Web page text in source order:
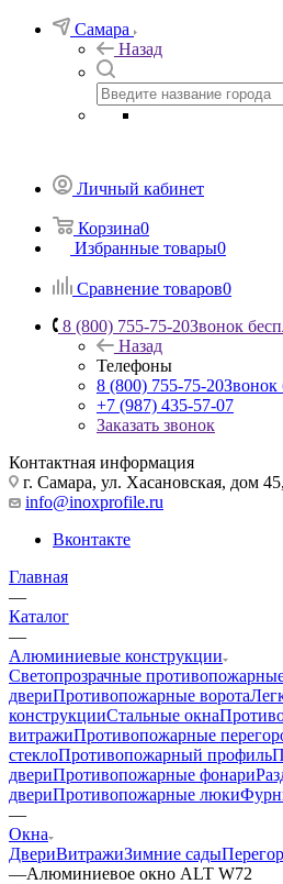
Самара
Назад
Личный кабинет
Корзина0
Избранные товары0
Сравнение товаров0
8 (800) 755-75-20Звонок
Назад
Телефоны
8 (800) 755-75-20
+7 (987) 435-57-07
Заказать звонок
Контактная информация
г. Самара, ул. Хасановская, дом
info@inoxprofile.ru
Вконтакте
Главная
—
Каталог
—
Алюминиевые конструкции
Светопрозрачные
двериПротивопожарные ворота
конструкцииСтальные окна
витражиПротивопожарные
стеклоПротивопожарный профиль
двериПротивопожарные фонари
двериПротивопожарные люки
—
Окна
ДвериВитражиЗимние сады
—Алюминиевое окно ALT W72